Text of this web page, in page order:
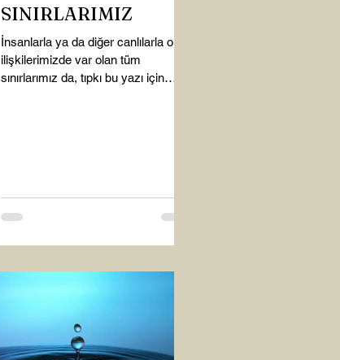
SINIRLARIMIZ
İnsanlarla ya da diğer canlılarla olan
ilişkilerimizde var olan tüm
sınırlarımız da, tıpkı bu yazı için